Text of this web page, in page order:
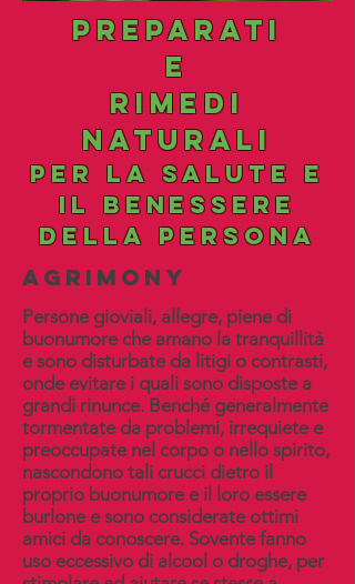
PREPARATI
e
rimedi
naturali
per la salute e
il benessere
della persona
agrimony
Persone gioviali, allegre, piene di
buonumore che amano la tranquillità
e sono disturbate da litigi o contrasti,
onde evitare i quali sono disposte a
grandi rinunce. Benché generalmente
tormentate da problemi, irrequiete e
preoccupate nel corpo o nello spirito,
nascondono tali crucci dietro il
proprio buonumore e il loro essere
burlone e sono considerate ottimi
amici da conoscere. Sovente fanno
uso eccessivo di alcool o droghe, per